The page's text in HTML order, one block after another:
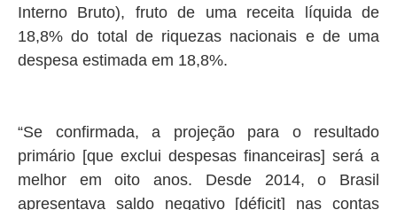
Interno Bruto), fruto de uma receita líquida de
18,8% do total de riquezas nacionais e de uma
despesa estimada em 18,8%.
“Se confirmada, a projeção para o resultado
primário [que exclui despesas financeiras] será a
melhor em oito anos. Desde 2014, o Brasil
apresentava saldo negativo [déficit] nas contas